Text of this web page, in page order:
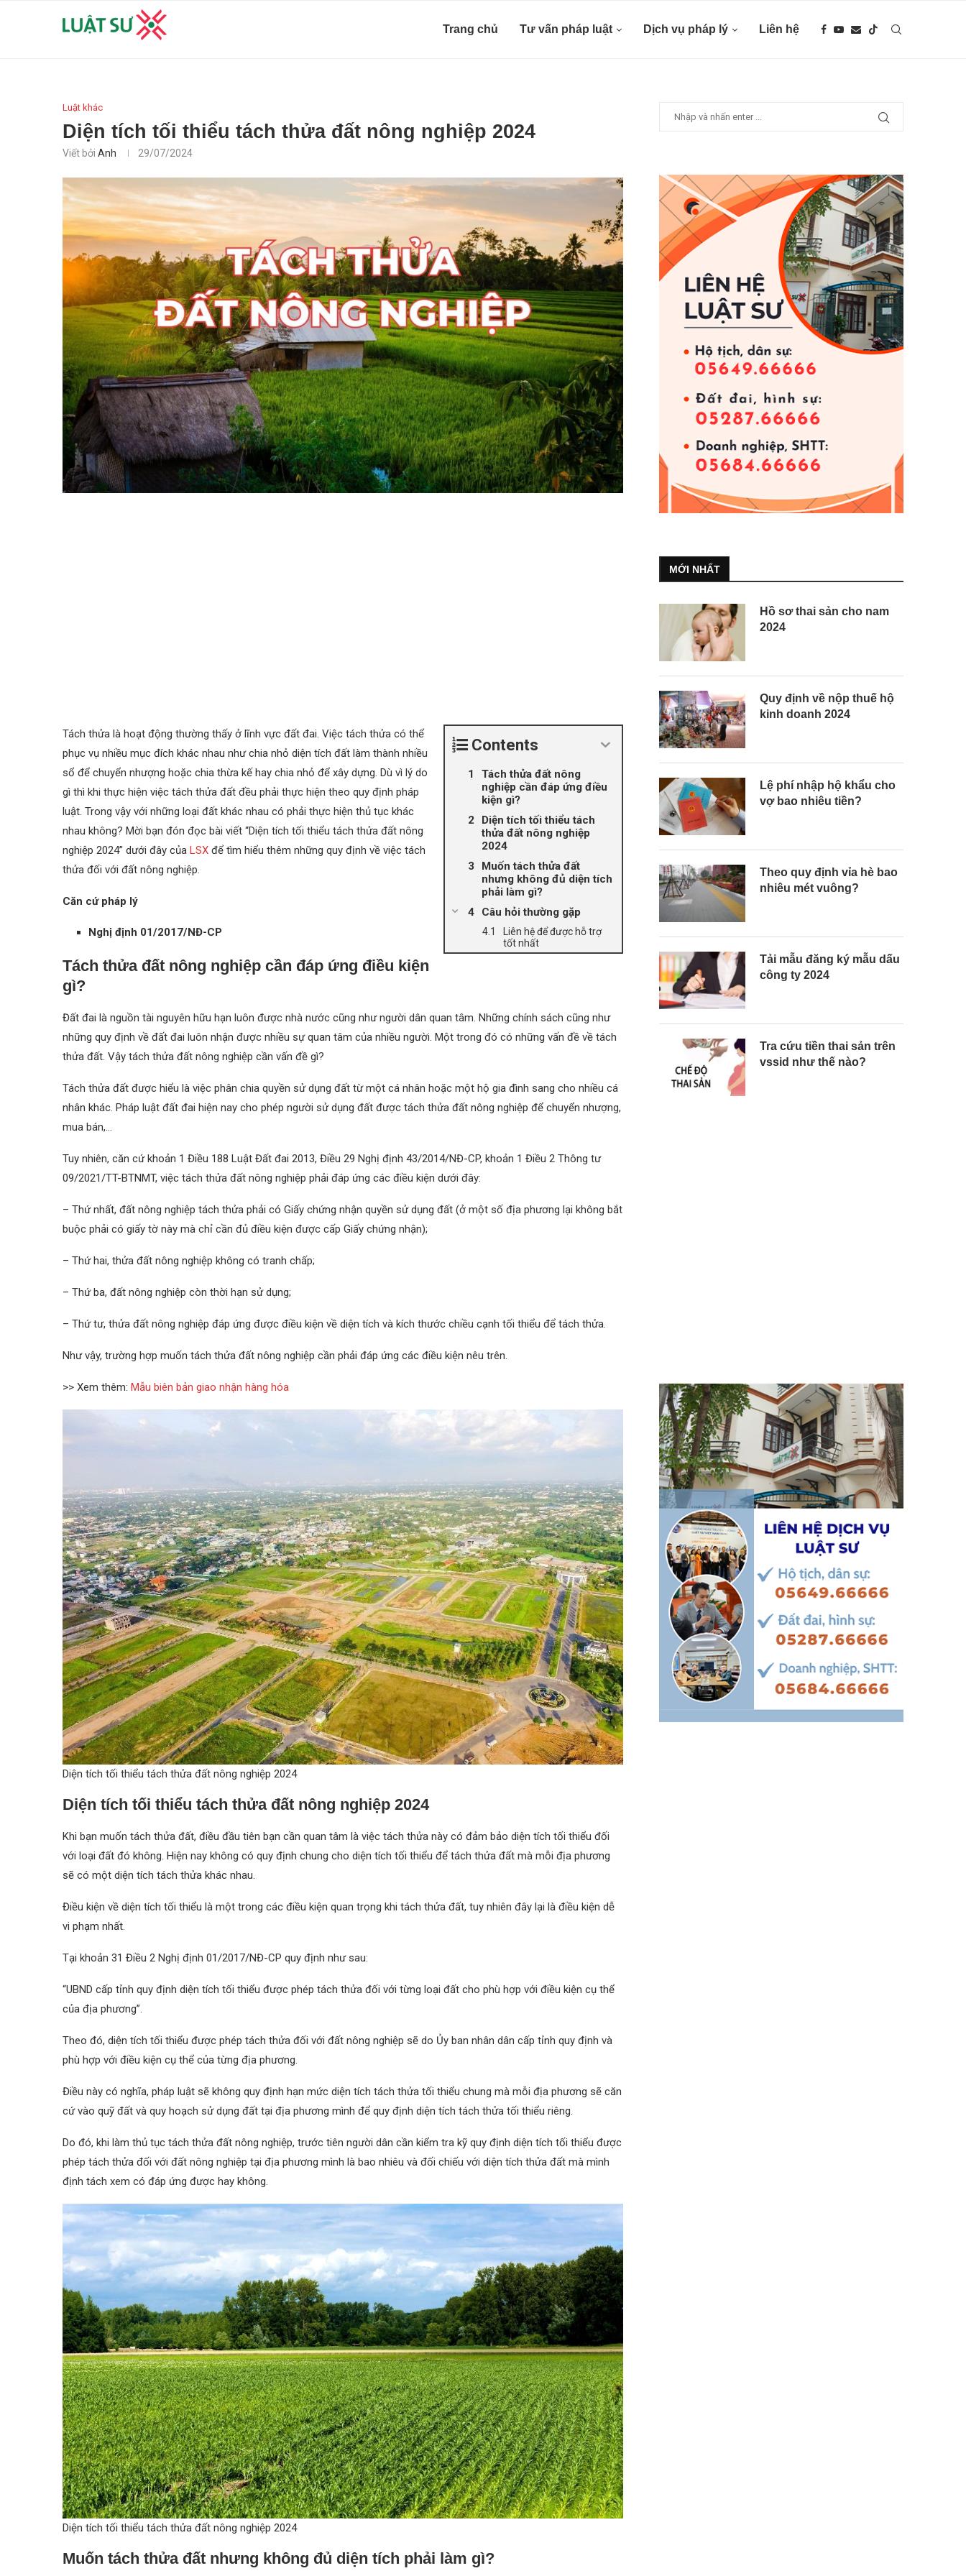
Trang chủ Tư vấn pháp luật Dịch vụ pháp lý Liên hệ
Luật khác
Diện tích tối thiểu tách thửa đất nông nghiệp 2024
Viết bởi Anh 29/07/2024
Contents
Tách thửa đất nông
nghiệp cần đáp ứng điều
kiện gì?
Diện tích tối thiểu tách
thửa đất nông nghiệp
2024
Muốn tách thửa đất
nhưng không đủ diện tích
phải làm gì?
Câu hỏi thường gặp
Liên hệ để được hỗ trợ
tốt nhất
Tách thửa là hoạt động thường thấy ở lĩnh vực đất đai. Việc tách thửa có thể
phục vụ nhiều mục đích khác nhau như chia nhỏ diện tích đất làm thành nhiều
sổ để chuyển nhượng hoặc chia thừa kế hay chia nhỏ để xây dựng. Dù vì lý do
gì thì khi thực hiện việc tách thửa đất đều phải thực hiện theo quy định pháp
luật. Trong vậy với những loại đất khác nhau có phải thực hiện thủ tục khác
nhau không? Mời bạn đón đọc bài viết “Diện tích tối thiểu tách thửa đất nông
nghiệp 2024” dưới đây của LSX để tìm hiểu thêm những quy định về việc tách
thửa đối với đất nông nghiệp.
Căn cứ pháp lý
Nghị định 01/2017/NĐ-CP
Tách thửa đất nông nghiệp cần đáp ứng điều kiện
gì?
Đất đai là nguồn tài nguyên hữu hạn luôn được nhà nước cũng như người dân quan tâm. Những chính sách cũng như
những quy định về đất đai luôn nhận được nhiều sự quan tâm của nhiều người. Một trong đó có những vấn đề về tách
thửa đất. Vậy tách thửa đất nông nghiệp cần vấn đề gì?
Tách thửa đất được hiểu là việc phân chia quyền sử dụng đất từ một cá nhân hoặc một hộ gia đình sang cho nhiều cá
nhân khác. Pháp luật đất đai hiện nay cho phép người sử dụng đất được tách thửa đất nông nghiệp để chuyển nhượng,
mua bán,…
Tuy nhiên, căn cứ khoản 1 Điều 188 Luật Đất đai 2013, Điều 29 Nghị định 43/2014/NĐ-CP, khoản 1 Điều 2 Thông tư
09/2021/TT-BTNMT, việc tách thửa đất nông nghiệp phải đáp ứng các điều kiện dưới đây:
– Thứ nhất, đất nông nghiệp tách thửa phải có Giấy chứng nhận quyền sử dụng đất (ở một số địa phương lại không bắt
buộc phải có giấy tờ này mà chỉ cần đủ điều kiện được cấp Giấy chứng nhận);
– Thứ hai, thửa đất nông nghiệp không có tranh chấp;
– Thứ ba, đất nông nghiệp còn thời hạn sử dụng;
– Thứ tư, thửa đất nông nghiệp đáp ứng được điều kiện về diện tích và kích thước chiều cạnh tối thiểu để tách thửa.
Như vậy, trường hợp muốn tách thửa đất nông nghiệp cần phải đáp ứng các điều kiện nêu trên.
>> Xem thêm: Mẫu biên bản giao nhận hàng hóa
Diện tích tối thiểu tách thửa đất nông nghiệp 2024
Diện tích tối thiểu tách thửa đất nông nghiệp 2024
Khi bạn muốn tách thửa đất, điều đầu tiên bạn cần quan tâm là việc tách thửa này có đảm bảo diện tích tối thiểu đối
với loại đất đó không. Hiện nay không có quy định chung cho diện tích tối thiểu để tách thửa đất mà mỗi địa phương
sẽ có một diện tích tách thửa khác nhau.
Điều kiện về diện tích tối thiểu là một trong các điều kiện quan trọng khi tách thửa đất, tuy nhiên đây lại là điều kiện dễ
vi phạm nhất.
Tại khoản 31 Điều 2 Nghị định 01/2017/NĐ-CP quy định như sau:
“UBND cấp tỉnh quy định diện tích tối thiểu được phép tách thửa đối với từng loại đất cho phù hợp với điều kiện cụ thể
của địa phương”.
Theo đó, diện tích tối thiểu được phép tách thửa đối với đất nông nghiệp sẽ do Ủy ban nhân dân cấp tỉnh quy định và
phù hợp với điều kiện cụ thể của từng địa phương.
Điều này có nghĩa, pháp luật sẽ không quy định hạn mức diện tích tách thửa tối thiểu chung mà mỗi địa phương sẽ căn
cứ vào quỹ đất và quy hoạch sử dụng đất tại địa phương mình để quy định diện tích tách thửa tối thiểu riêng.
Do đó, khi làm thủ tục tách thửa đất nông nghiệp, trước tiên người dân cần kiểm tra kỹ quy định diện tích tối thiểu được
phép tách thửa đối với đất nông nghiệp tại địa phương mình là bao nhiêu và đối chiếu với diện tích thửa đất mà mình
định tách xem có đáp ứng được hay không.
Diện tích tối thiểu tách thửa đất nông nghiệp 2024
Muốn tách thửa đất nhưng không đủ diện tích phải làm gì?
MỚI NHẤT
Hồ sơ thai sản cho nam
2024
Quy định về nộp thuế hộ
kinh doanh 2024
Lệ phí nhập hộ khẩu cho
vợ bao nhiêu tiền?
Theo quy định vỉa hè bao
nhiêu mét vuông?
Tải mẫu đăng ký mẫu dấu
công ty 2024
Tra cứu tiền thai sản trên
vssid như thế nào?